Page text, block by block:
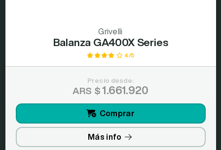
Grivelli
Balanza GA400X Series
4/5
Precio desde:
ARS $ 1.661.920
Comprar
Más info